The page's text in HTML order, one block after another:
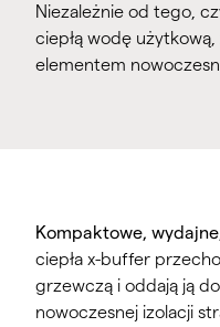
Niezależnie od tego,
ciepłą wodę
elementem
Kompaktowe,
ciepła x-buffer
grzewczą i oddają ją
nowoczesnej izolacji